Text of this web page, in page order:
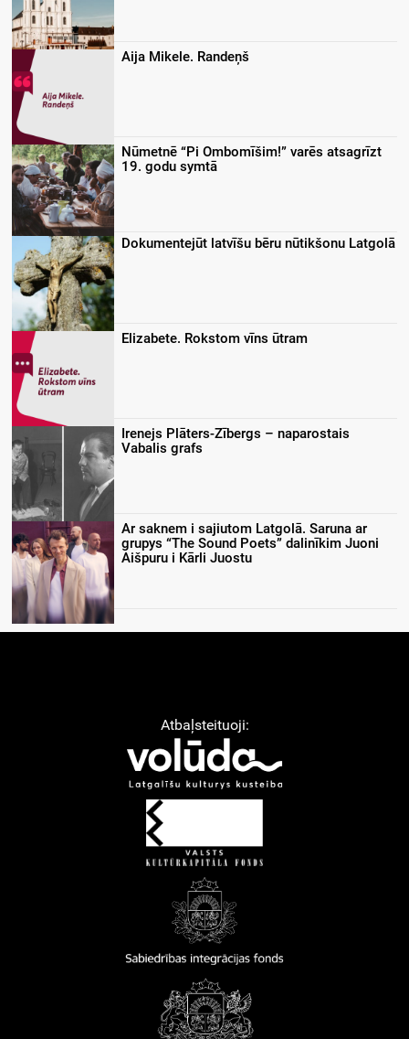
Aija Mikele. Randeņš
Nūmetnē “Pi Ombomīšim!” varēs atsagrīzt
19. godu symtā
Dokumentejūt latvīšu bēru nūtikšonu Latgolā
Elizabete. Rokstom vīns ūtram
Irenejs Plāters-Zībergs – naparostais
Vabalis grafs
Ar saknem i sajiutom Latgolā. Saruna ar
grupys “The Sound Poets” dalinīkim Juoni
Aišpuru i Kārli Juostu
Atbaļsteituoji: